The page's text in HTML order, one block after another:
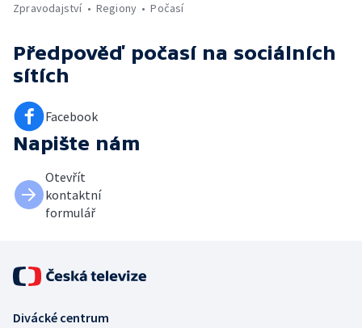
Zpravodajství
Regiony Počasí
Předpověď počasí na sociálních
sítích
Facebook
Napište nám
Otevřít
kontaktní
formulář
Divácké centrum